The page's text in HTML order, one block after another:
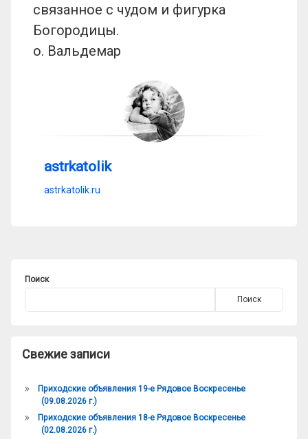
связанное с чудом и фигурка
Богородицы.
о. Вальдемар
astrkatolik
astrkatolik.ru
Поиск
Поиск
Свежие записи
Приходские объявления 19-е Рядовое Воскресенье
(09.08.2026 г.)
Приходские объявления 18-е Рядовое Воскресенье
(02.08.2026 г.)